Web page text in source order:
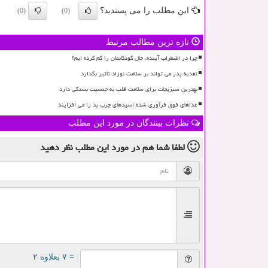
این مطلب را می پسندید؟ (0)
(0)
تازه ترین مطالب مرتبط
چرا در اضطراب آینده، حال کودکانمان را گم کرده ایم؟
تغذیه پدر می تواند بر سلامت نوزاد تأثیر بگذارد
بهترین سبزیجات برای سلامت قلب به جنسیت بستگی دارد
غذاهای فوق فرآوری شده اسیدهای چرب بد را می افزایند
نظرات بینندگان در مورد این مطلب
لطفا شما همدر مورد این مطلبنظر دهید
= ۷ بعلاوه ۲